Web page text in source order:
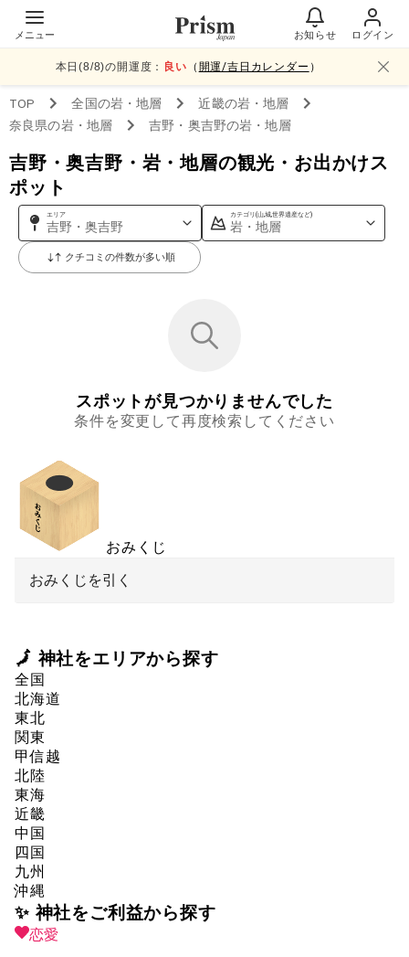
メニュー お知らせ ログイン
本日(8/8)の開運度： 良い （ 開運/吉日カレンダー ）
TOP 全国の岩・地層 近畿の岩・地層
奈良県の岩・地層 吉野・奥吉野の岩・地層
吉野・奥吉野・岩・地層の観光・お出かけス
ポット
エリア
吉野・奥吉野
カテゴリ(山,城,世界遺産など)
岩・地層
クチコミの件数が多い順
スポットが見つかりませんでした
条件を変更して再度検索してください
おみくじ
おみくじを引く
🗾 神社をエリアから探す
全国
北海道
東北
関東
甲信越
北陸
東海
近畿
中国
四国
九州
沖縄
✨ 神社をご利益から探す
恋愛